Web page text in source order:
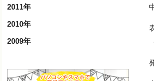
2011年
2010年
2009年